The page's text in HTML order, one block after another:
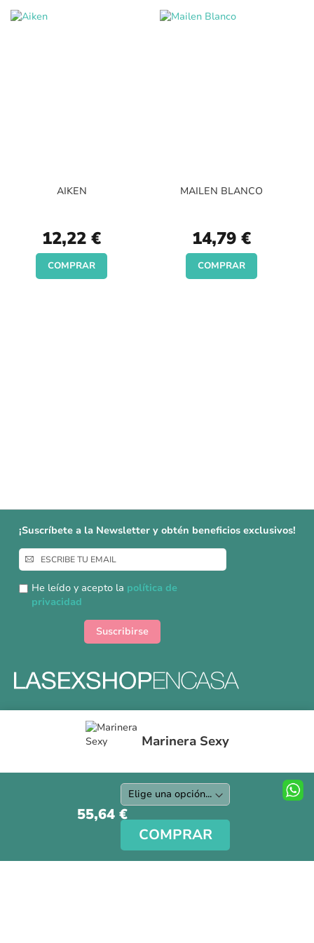
Marinera Sexy
55,64 €
COMPRAR
AIKEN
12,22 €
COMPRAR
MAILEN BLANCO
14,79 €
COMPRAR
¡Suscríbete a la Newsletter y obtén beneficios exclusivos!
Inscríbase
a
nuestro
boletín
He leído y acepto la política de
privacidad
Suscribirse
Formas y gastos de envíos
Protección a Compradores
Nuestra Tienda
Síguenos en nuestras redes sociales